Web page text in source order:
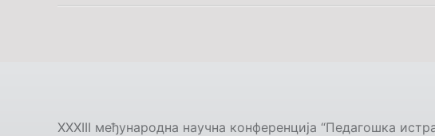
XXXIII међународна научна конференција “Педагошка